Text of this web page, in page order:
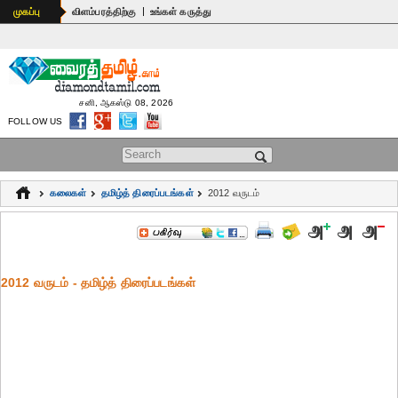
முகப்பு விளம்பரத்திற்கு | உங்கள் கருத்து
Search form
சனி, ஆகஸ்டு 08, 2026
FOLLOW US
கலைகள் தமிழ்த் திரைப்படங்கள் 2012 வருடம்
2012 வருடம் - தமிழ்த் திரைப்படங்கள்